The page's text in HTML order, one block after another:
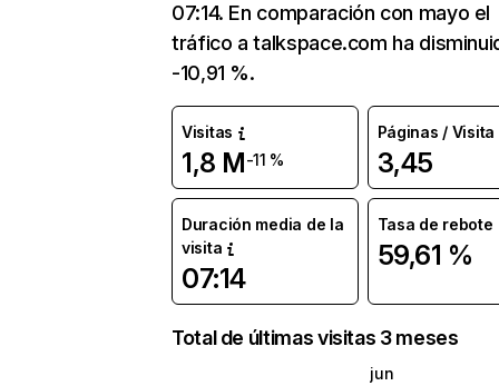
07:14. En comparación con mayo el
tráfico a talkspace.com ha
-10,91 %.
Visitas
1,8 M-11 %
Páginas / Visita
3,45
Duración media de la
visita
07:14
Tasa de rebote
59,61 %
Total de últimas visitas 3 meses
jun